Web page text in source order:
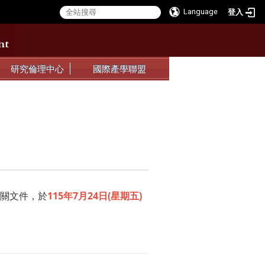
Language 登入
:::
:::
研究倫理中心 國際產學聯盟
文件，於115年7月24日(星期五)